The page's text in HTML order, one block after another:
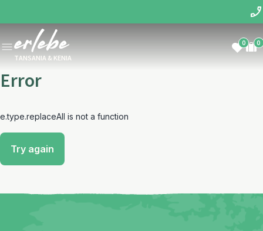
TANSANIA & KENIA
0 0
Error
e.type.replaceAll is not a function
Try again